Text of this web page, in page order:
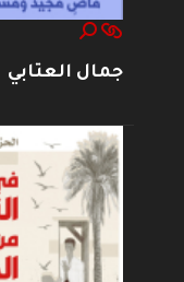
جمال العتابي